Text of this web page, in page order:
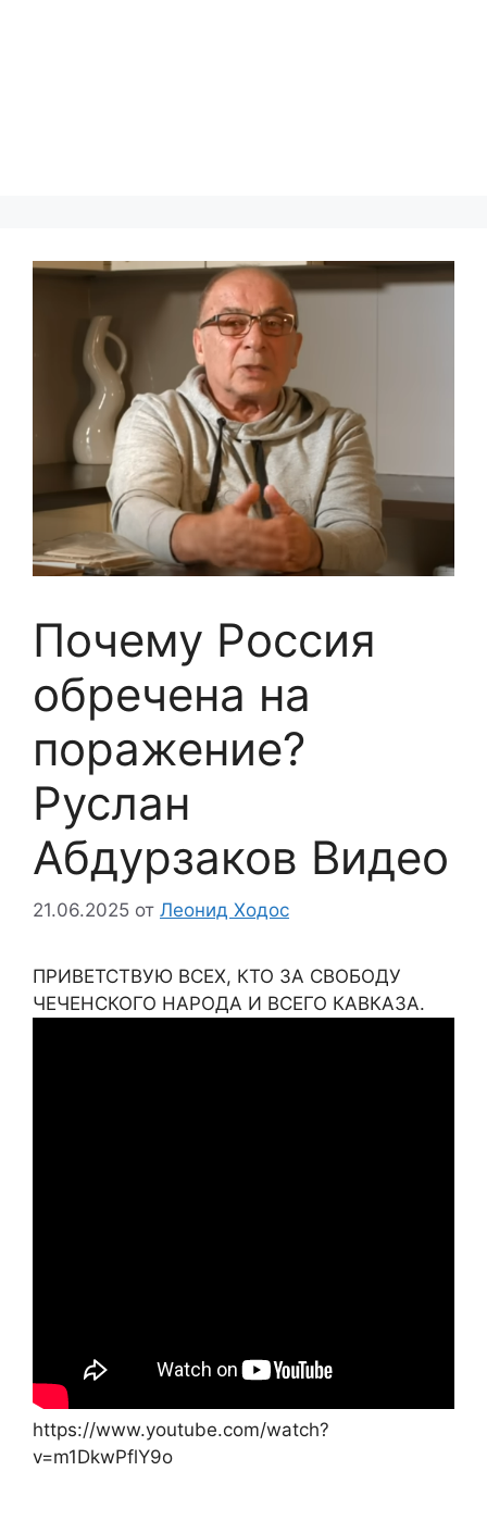
Почему Россия
обречена на
поражение?
Руслан
Абдурзаков Видео
21.06.2025 от Леонид Ходос
ПРИВЕТСТВУЮ ВСЕХ, КТО ЗА СВОБОДУ
ЧЕЧЕНСКОГО НАРОДА И ВСЕГО КАВКАЗА.
https://www.youtube.com/watch?
v=m1DkwPflY9o